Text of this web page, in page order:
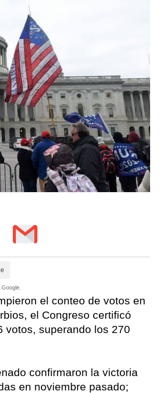
el conteo de votos en
el Congreso certificó
votos, superando los 270
confirmaron la victoria
en noviembre pasado;